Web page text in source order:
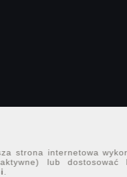
strona internetowa
lub dostosować